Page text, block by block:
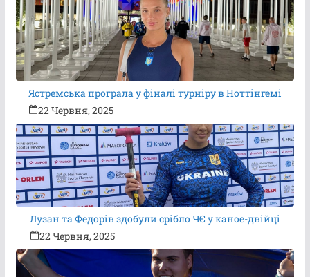
Ястремська програла у фіналі турніру в Ноттінгемі
22 Червня, 2025
Лузан та Федорів здобули срібло ЧЄ у каное-двійці
22 Червня, 2025